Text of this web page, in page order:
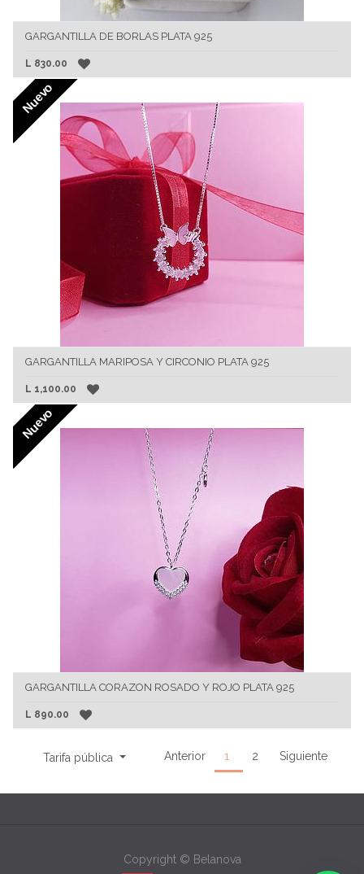
GARGANTILLA DE BORLAS PLATA 925
L 830.00
Nuevo
GARGANTILLA MARIPOSA Y CIRCONIO PLATA 925
L 1,100.00
Nuevo
GARGANTILLA CORAZON ROSADO Y ROJO PLATA 925
L 890.00
Tarifa pública Anterior 1 2 Siguiente
Copyright © Belanova